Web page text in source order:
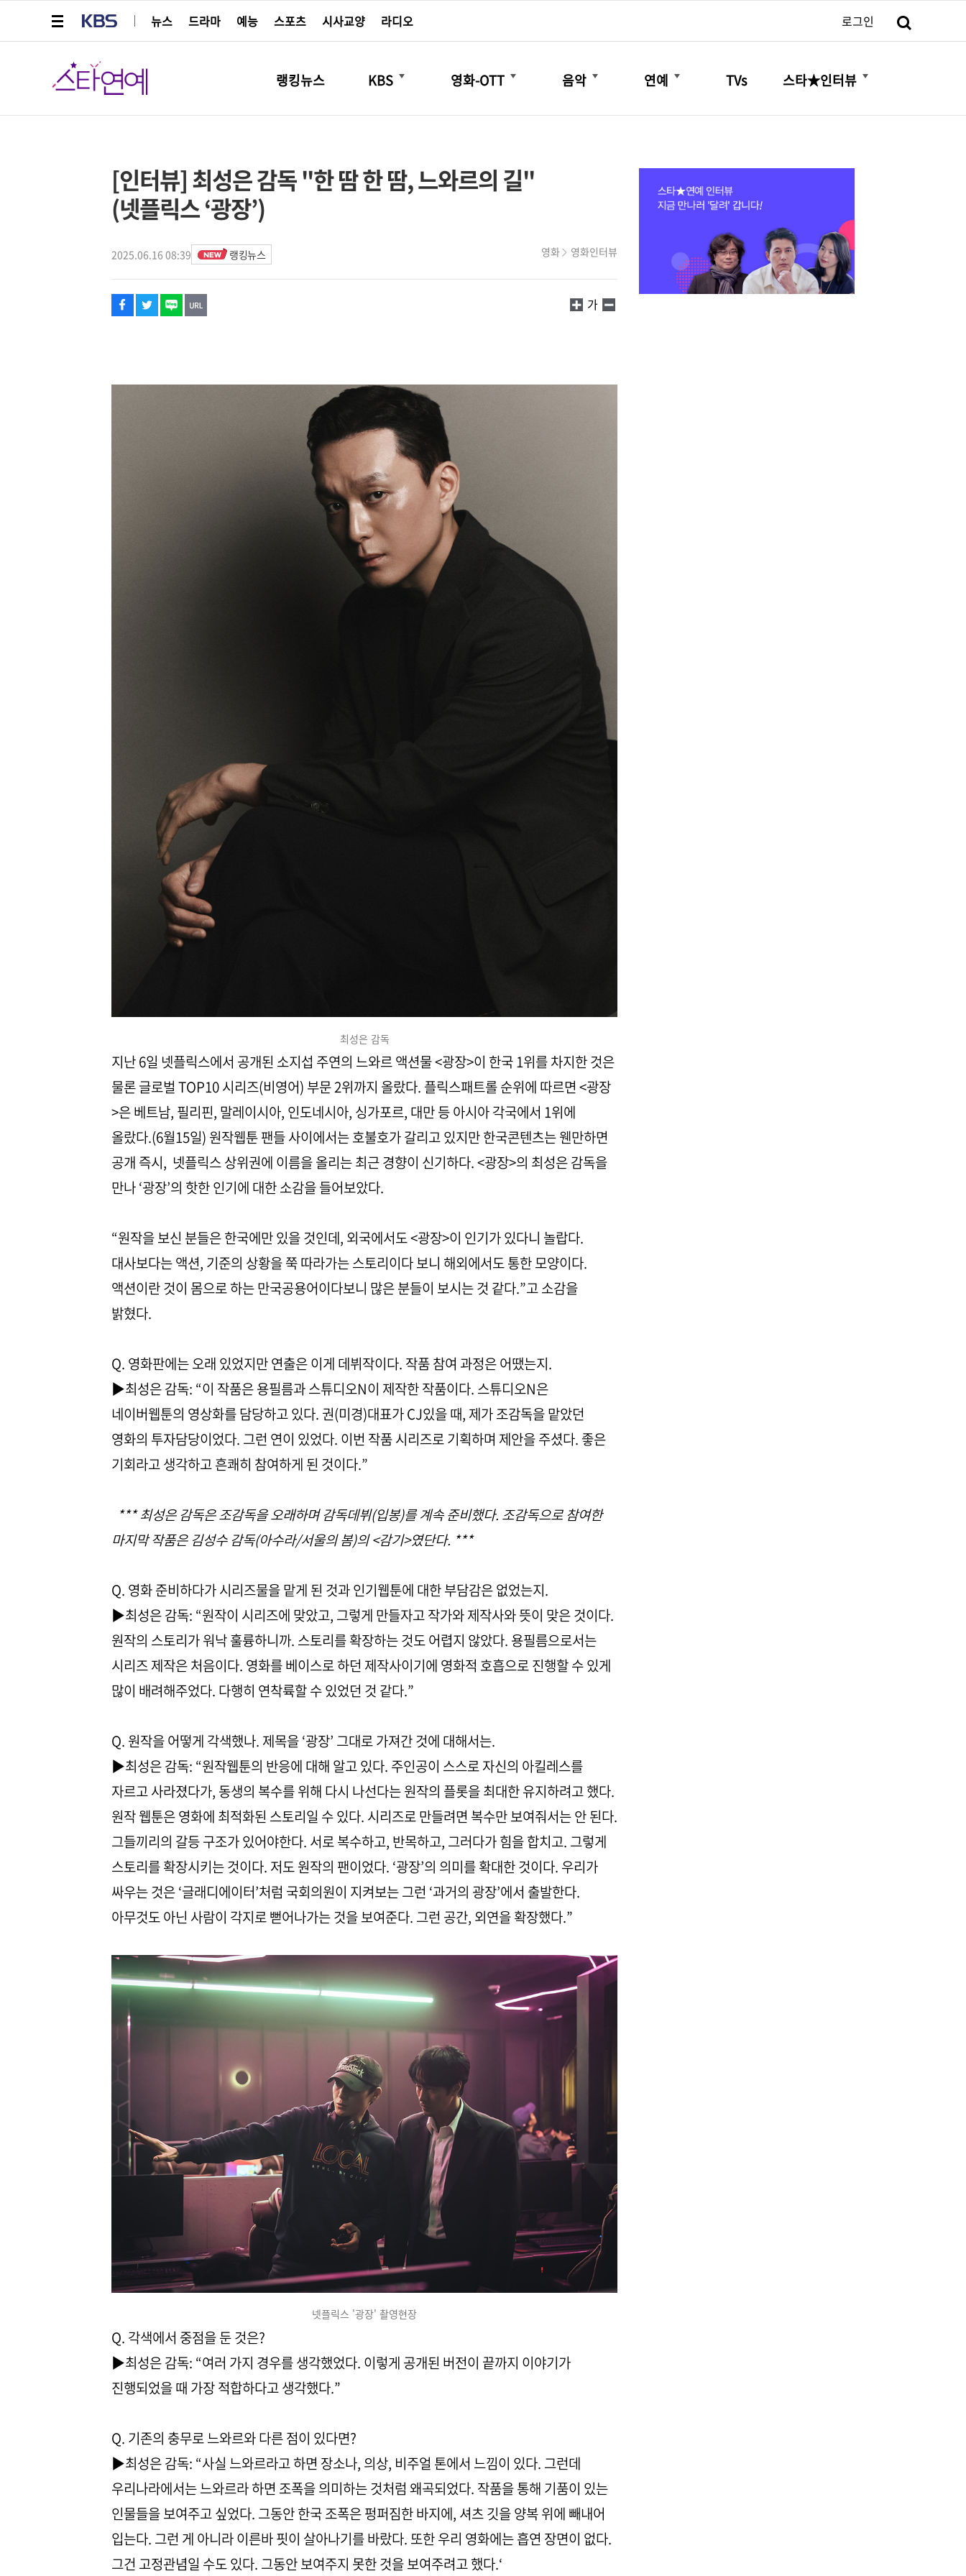
뉴스
드라마 예능 스포츠 시사교양 라디오 로그인
스타연예
랭킹뉴스 KBS
더보기
영화-OTT
더보기
음악
더보기
연예
더보기
TVs 스타★인터뷰
더보기
[인터뷰] 최성은 감독 "한 땀 한 땀, 느와르의 길"
(넷플릭스 ‘광장’)
2025.06.16 08:39 랭킹뉴스 영화 영화인터뷰
페이스북
트위터
네이버
URL복사
글씨 작게보기
가
글씨 크게보기
최성은 감독
지난 6일 넷플릭스에서 공개된 소지섭 주연의 느와르 액션물 <광장>이 한국 1위를 차지한 것은
물론 글로벌 TOP10 시리즈(비영어) 부문 2위까지 올랐다. 플릭스패트롤 순위에 따르면 <광장
>은 베트남, 필리핀, 말레이시아, 인도네시아, 싱가포르, 대만 등 아시아 각국에서 1위에
올랐다.(6월15일) 원작웹툰 팬들 사이에서는 호불호가 갈리고 있지만 한국콘텐츠는 웬만하면
공개 즉시, 넷플릭스 상위권에 이름을 올리는 최근 경향이 신기하다. <광장>의 최성은 감독을
만나 ‘광장’의 핫한 인기에 대한 소감을 들어보았다.
“원작을 보신 분들은 한국에만 있을 것인데, 외국에서도 <광장>이 인기가 있다니 놀랍다.
대사보다는 액션, 기준의 상황을 쭉 따라가는 스토리이다 보니 해외에서도 통한 모양이다.
액션이란 것이 몸으로 하는 만국공용어이다보니 많은 분들이 보시는 것 같다.”고 소감을
밝혔다.
Q. 영화판에는 오래 있었지만 연출은 이게 데뷔작이다. 작품 참여 과정은 어땠는지.
▶최성은 감독: “이 작품은 용필름과 스튜디오N이 제작한 작품이다. 스튜디오N은
네이버웹툰의 영상화를 담당하고 있다. 권(미경)대표가 CJ있을 때, 제가 조감독을 맡았던
영화의 투자담당이었다. 그런 연이 있었다. 이번 작품 시리즈로 기획하며 제안을 주셨다. 좋은
기회라고 생각하고 흔쾌히 참여하게 된 것이다.”
*** 최성은 감독은 조감독을 오래하며 감독데뷔(입봉)를 계속 준비했다. 조감독으로 참여한
마지막 작품은 김성수 감독(아수라/서울의 봄)의 <감기>였단다. ***
Q. 영화 준비하다가 시리즈물을 맡게 된 것과 인기웹툰에 대한 부담감은 없었는지.
▶최성은 감독: “원작이 시리즈에 맞았고, 그렇게 만들자고 작가와 제작사와 뜻이 맞은 것이다.
원작의 스토리가 워낙 훌륭하니까. 스토리를 확장하는 것도 어렵지 않았다. 용필름으로서는
시리즈 제작은 처음이다. 영화를 베이스로 하던 제작사이기에 영화적 호흡으로 진행할 수 있게
많이 배려해주었다. 다행히 연착륙할 수 있었던 것 같다.”
Q. 원작을 어떻게 각색했나. 제목을 ‘광장’ 그대로 가져간 것에 대해서는.
▶최성은 감독: “원작웹툰의 반응에 대해 알고 있다. 주인공이 스스로 자신의 아킬레스를
자르고 사라졌다가, 동생의 복수를 위해 다시 나선다는 원작의 플롯을 최대한 유지하려고 했다.
원작 웹툰은 영화에 최적화된 스토리일 수 있다. 시리즈로 만들려면 복수만 보여줘서는 안 된다.
그들끼리의 갈등 구조가 있어야한다. 서로 복수하고, 반목하고, 그러다가 힘을 합치고. 그렇게
스토리를 확장시키는 것이다. 저도 원작의 팬이었다. ‘광장’의 의미를 확대한 것이다. 우리가
싸우는 것은 ‘글래디에이터’처럼 국회의원이 지켜보는 그런 ‘과거의 광장’에서 출발한다.
아무것도 아닌 사람이 각지로 뻗어나가는 것을 보여준다. 그런 공간, 외연을 확장했다.”
넷플릭스 '광장' 촬영현장
Q. 각색에서 중점을 둔 것은?
▶최성은 감독: “여러 가지 경우를 생각했었다. 이렇게 공개된 버전이 끝까지 이야기가
진행되었을 때 가장 적합하다고 생각했다.”
Q. 기존의 충무로 느와르와 다른 점이 있다면?
▶최성은 감독: “사실 느와르라고 하면 장소나, 의상, 비주얼 톤에서 느낌이 있다. 그런데
우리나라에서는 느와르라 하면 조폭을 의미하는 것처럼 왜곡되었다. 작품을 통해 기품이 있는
인물들을 보여주고 싶었다. 그동안 한국 조폭은 펑퍼짐한 바지에, 셔츠 깃을 양복 위에 빼내어
입는다. 그런 게 아니라 이른바 핏이 살아나기를 바랐다. 또한 우리 영화에는 흡연 장면이 없다.
그건 고정관념일 수도 있다. 그동안 보여주지 못한 것을 보여주려고 했다.‘
해시태그
스타박스